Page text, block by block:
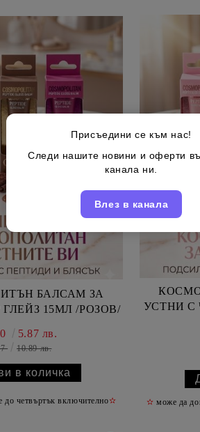
БАЛСАМ ЗА
15МЛ /РОЗОВ/
5.87 лв.
10.89 лв.
до четвъртък включително✫
УСТНИ С
✫ може да
Присъедини се към нас!
Следи нашите новини и оферти
канала ни.
Влез в канала